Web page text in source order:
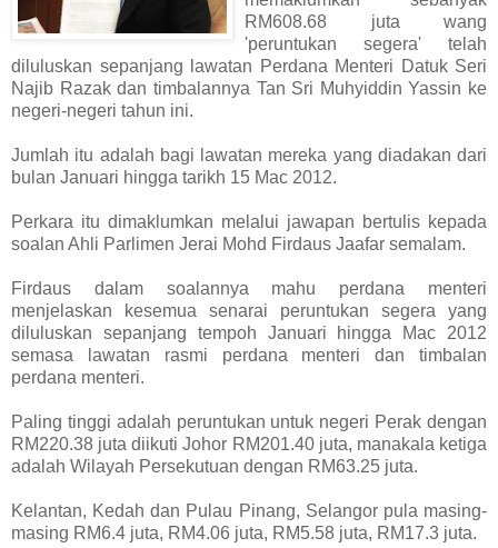
RM608.68 juta wang
'peruntukan segera' telah
diluluskan sepanjang lawatan Perdana Menteri Datuk Seri
Najib Razak dan timbalannya Tan Sri Muhyiddin Yassin ke
negeri-negeri tahun ini.
Jumlah itu adalah bagi lawatan mereka yang diadakan dari
bulan Januari hingga tarikh 15 Mac 2012.
Perkara itu dimaklumkan melalui jawapan bertulis kepada
soalan Ahli Parlimen Jerai Mohd Firdaus Jaafar semalam.
Firdaus dalam soalannya mahu perdana menteri
menjelaskan kesemua senarai peruntukan segera yang
diluluskan sepanjang tempoh Januari hingga Mac 2012
semasa lawatan rasmi perdana menteri dan timbalan
perdana menteri.
Paling tinggi adalah peruntukan untuk negeri Perak dengan
RM220.38 juta diikuti Johor RM201.40 juta, manakala ketiga
adalah Wilayah Persekutuan dengan RM63.25 juta.
Kelantan, Kedah dan Pulau Pinang, Selangor pula masing-
masing RM6.4 juta, RM4.06 juta, RM5.58 juta, RM17.3 juta.